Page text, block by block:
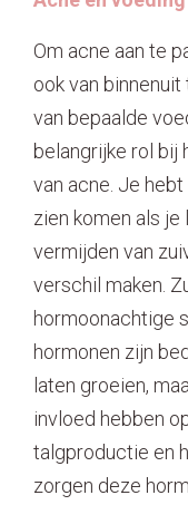
Om acne aan te
ook van
van bepaalde
belangrijke rol bij
van acne. Je
zien komen als je
vermijden van
verschil maken.
hormoonachtige
hormonen zijn
laten groeien,
invloed hebben
talgproductie en
zorgen deze